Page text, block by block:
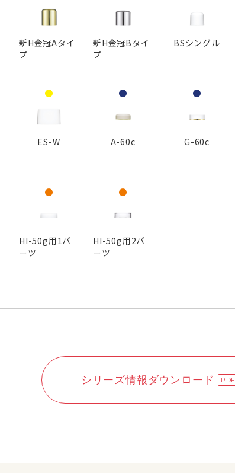
新H金冠Aタイ
プ
新H金冠Bタイ
プ
BSシングル
ES-W A-60c G-60c
HI-50g用1パ
ーツ
HI-50g用2パ
ーツ
シリーズ情報ダウンロード